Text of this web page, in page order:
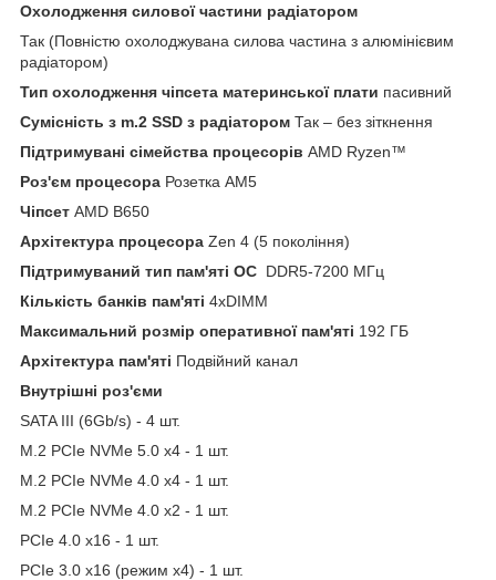
Охолодження силової частини радіатором
Так (Повністю охолоджувана силова частина з алюмінієвим
радіатором)
Тип охолодження чіпсета материнської плати пасивний
Сумісність з m.2 SSD з радіатором Так – без зіткнення
Підтримувані сімейства процесорів AMD Ryzen™
Роз'єм процесора Розетка AM5
Чіпсет AMD B650
Архітектура процесора Zen 4 (5 покоління)
Підтримуваний тип пам'яті OC DDR5-7200 МГц
Кількість банків пам'яті 4xDIMM
Максимальний розмір оперативної пам'яті 192 ГБ
Архітектура пам'яті Подвійний канал
Внутрішні роз'єми
SATA III (6Gb/s) - 4 шт.
M.2 PCIe NVMe 5.0 x4 - 1 шт.
M.2 PCIe NVMe 4.0 x4 - 1 шт.
M.2 PCIe NVMe 4.0 x2 - 1 шт.
PCIe 4.0 x16 - 1 шт.
PCIe 3.0 x16 (режим x4) - 1 шт.